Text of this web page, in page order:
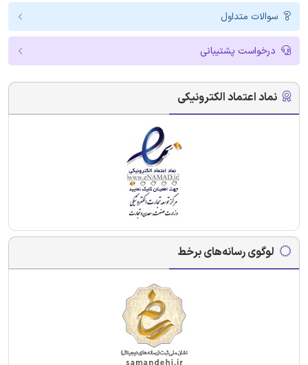
سوالات متداول
درخواست پشتیبانی
نماد اعتماد الکترونیکی
لوگوی رسانه‌های برخط